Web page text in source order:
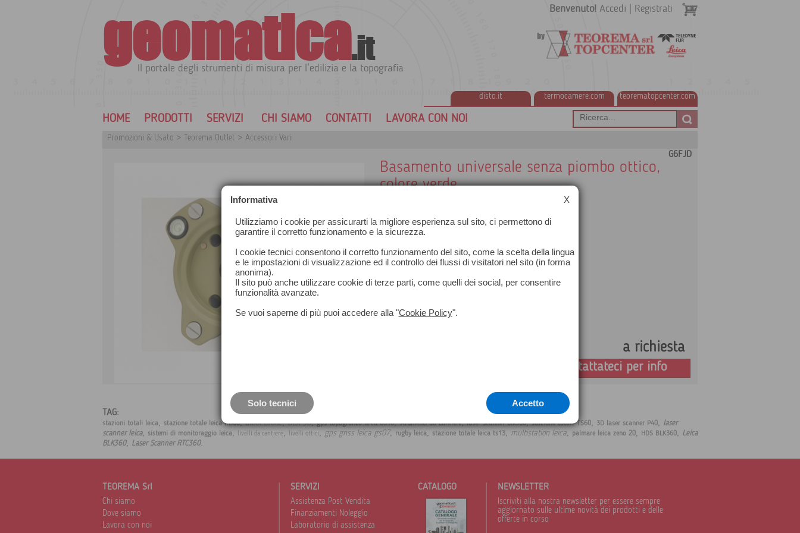
geomatica.it
Il portale degli strumenti di misura per l'edilizia e la topografia
disto.it termocamere.com teorematopcenter.com
Benvenuto! Accedi Registrati
HOME PRODOTTI SERVIZI CHI SIAMO CONTATTI LAVORA CON NOI
Promozioni & Usato > Teorema Outlet > Accessori Vari
G6FJD
Basamento universale senza piombo ottico,
colore verde
a richiesta
Contattateci per info
TAG:
stazioni totali leica, stazione totale leica ms60,aibot drone,BLK 3D,gps topografico leica GS16,strumenti da cantiere,laser scanner blk360,stazione totale TS60, 3D laser scanner P40, laser
scanner leica, sistemi di monitoraggio leica, livelli da cantiere, livelli ottici, gps gnss leica gs07, rugby leica, stazione totale leica ts13, multistation leica, palmare leica zeno 20, HDS BLK360, Leica
BLK360, Laser Scanner RTC360.
TEOREMA Srl
Chi siamo
Dove siamo
Lavora con noi
SERVIZI
Assistenza Post Vendita
Finanziamenti Noleggio
Laboratorio di assistenza
CATALOGO NEWSLETTER
Iscriviti alla nostra newsletter per essere sempre
aggiornato sulle ultime novità dei prodotti e delle
offerte in corso
Informativa X
Utilizziamo i cookie per assicurarti la migliore esperienza sul sito, ci permettono di
garantire il corretto funzionamento e la sicurezza.
I cookie tecnici consentono il corretto funzionamento del sito, come la scelta della lingua
e le impostazioni di visualizzazione ed il controllo dei flussi di visitatori nel sito (in forma
anonima).
Il sito può anche utilizzare cookie di terze parti, come quelli dei social, per consentire
funzionalità avanzate.
Se vuoi saperne di più puoi accedere alla "Cookie Policy".
Solo tecnici Accetto